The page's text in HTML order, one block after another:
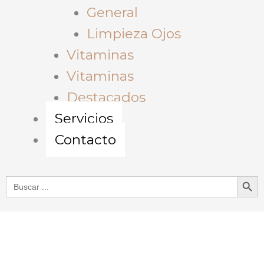
General
Limpieza Ojos
Vitaminas
Vitaminas
Destacados
Servicios
Contacto
Buscar: Botón de